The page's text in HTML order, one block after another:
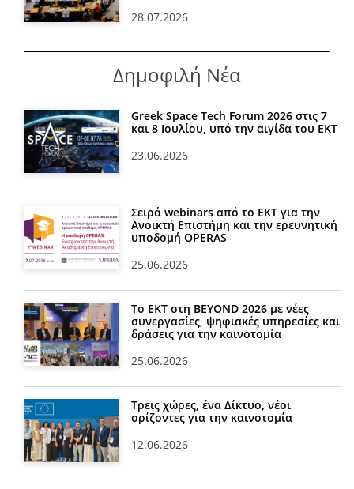
28.07.2026
Δημοφιλή Νέα
Greek Space Tech Forum 2026 στις 7
και 8 Ιουλίου, υπό την αιγίδα του ΕΚΤ
23.06.2026
Σειρά webinars από το ΕΚΤ για την
Ανοικτή Επιστήμη και την ερευνητική
υποδομή OPERAS
25.06.2026
Το ΕΚΤ στη BEYOND 2026 με νέες
συνεργασίες, ψηφιακές υπηρεσίες και
δράσεις για την καινοτομία
25.06.2026
Τρεις χώρες, ένα Δίκτυο, νέοι
ορίζοντες για την καινοτομία
12.06.2026